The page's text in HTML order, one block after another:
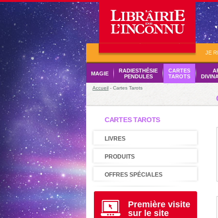
JE
MAGIE
RADIESTHÉSIE
PENDULES
CARTES
TAROTS
Accueil - Cartes Tarots
CARTES TAROTS
LIVRES
PRODUITS
OFFRES SPÉCIALES
Première visite
sur le site